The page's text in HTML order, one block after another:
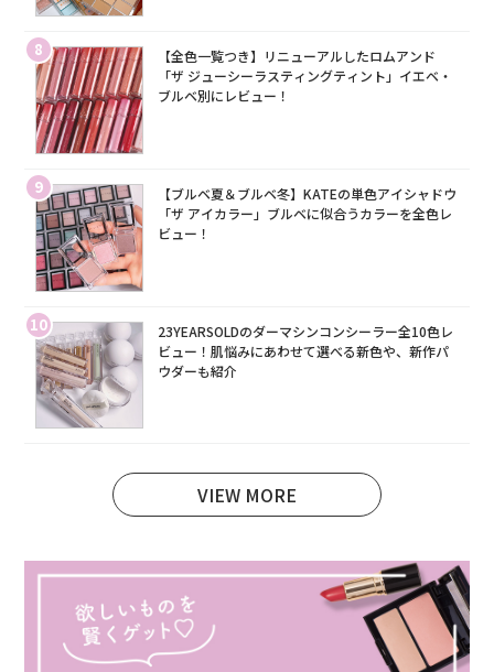
8
【全色一覧つき】リニューアルしたロムアンド
「ザ ジューシーラスティングティント」イエベ・
ブルベ別にレビュー！
9
【ブルベ夏＆ブルベ冬】KATEの単色アイシャドウ
「ザ アイカラー」ブルベに似合うカラーを全色レ
ビュー！
10
23YEARSOLDのダーマシンコンシーラー全10色レ
ビュー！肌悩みにあわせて選べる新色や、新作パ
ウダーも紹介
VIEW MORE